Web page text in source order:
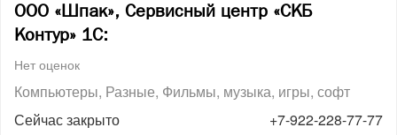
ООО «Шпак», Сервисный центр «СКБ
Контур» 1С:
Нет оценок
Компьютеры Разные Фильмы, музыка, игры, софт
Сейчас закрыто
+7-922-228-77-77